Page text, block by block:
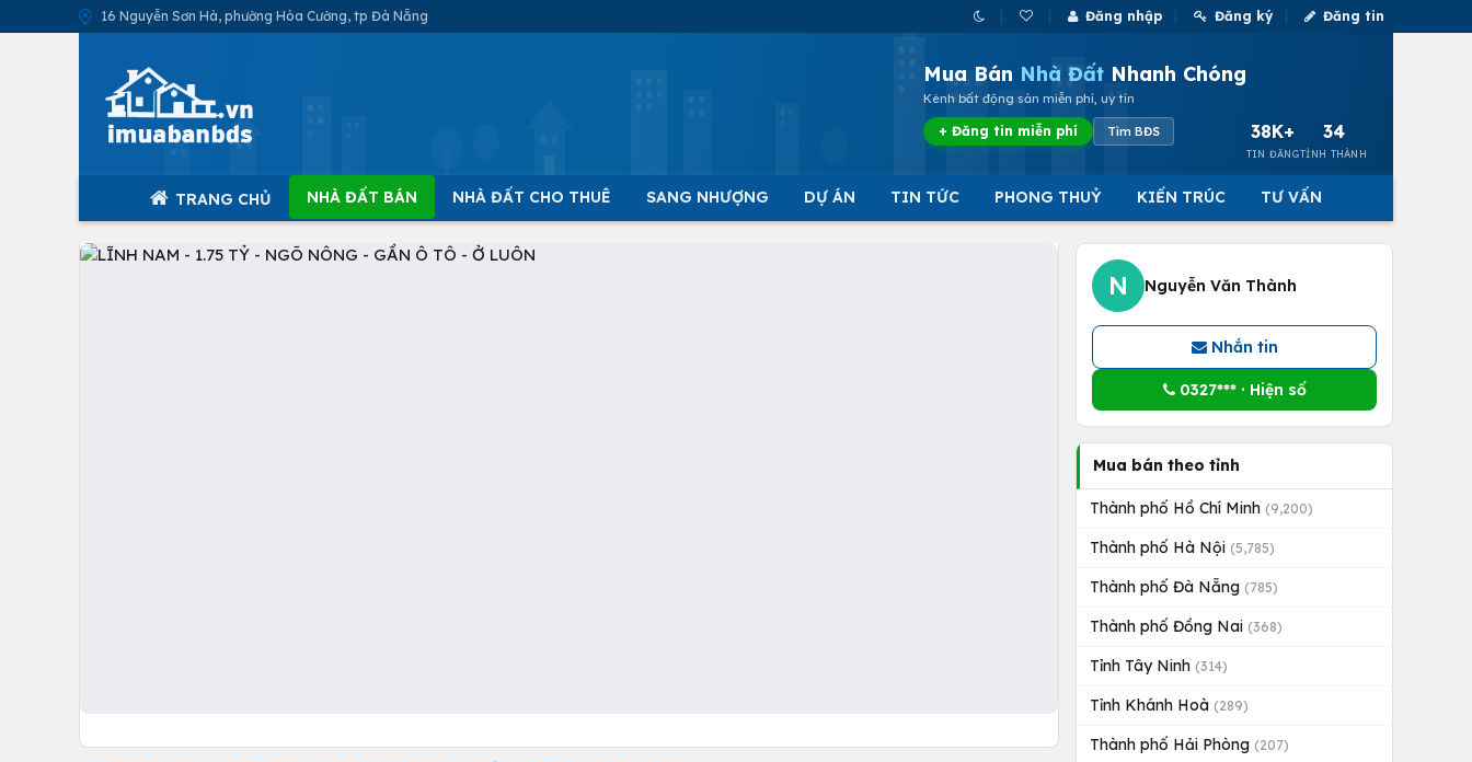
16 Nguyễn Sơn Hà, phường Hòa Cường, tp Đà Nẵng Đăng nhập Đăng ký Đăng tin
Mua Bán Nhà Đất Nhanh Chóng
Kênh bất động sản miễn phí, uy tín
+ Đăng tin miễn phí Tìm BĐS 38K+
TIN ĐĂNG
34
TỈNH THÀNH
TRANG CHỦ NHÀ ĐẤT BÁN NHÀ ĐẤT CHO THUÊ SANG NHƯỢNG DỰ ÁN TIN TỨC PHONG THUỶ KIẾN TRÚC TƯ VẤN
N Nguyễn Văn Thành
Nhắn tin
0327*** · Hiện số
Mua bán theo tỉnh
Thành phố Hồ Chí Minh (9,200)
Thành phố Hà Nội (5,785)
Thành phố Đà Nẵng (785)
Thành phố Đồng Nai (368)
Tỉnh Tây Ninh (314)
Tỉnh Khánh Hoà (289)
Thành phố Hải Phòng (207)